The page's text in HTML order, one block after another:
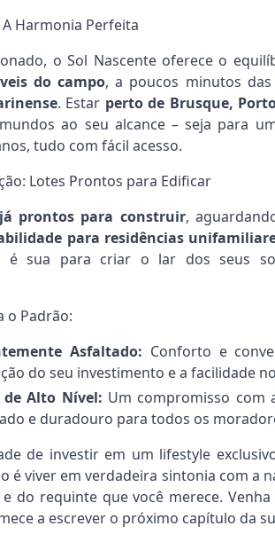
Harmonia Perfeita
o Sol Nascente oferece o
do campo, a poucos minutos
. Estar perto de Brusque,
ao seu alcance – seja para
tudo com fácil acesso.
Lotes Prontos para Edificar
prontos para construir,
para residências
é sua para criar o lar dos seus
o Padrão:
Asfaltado: Conforto e
do seu investimento e a facilidade
Alto Nível: Um compromisso com
e duradouro para todos os
de investir em um lifestyle
é viver em verdadeira sintonia com a
do requinte que você merece.
a escrever o próximo capítulo da